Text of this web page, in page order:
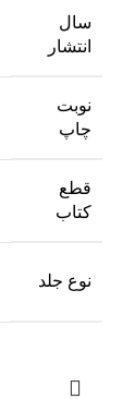
سال
انتشار
نوبت
چاپ
قطع
کتاب
نوع جلد